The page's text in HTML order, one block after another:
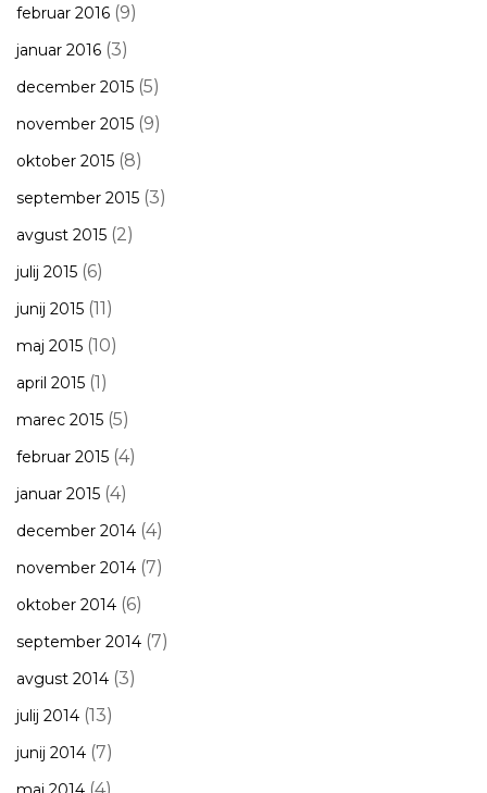
februar 2016 (9)
januar 2016 (3)
december 2015 (5)
november 2015 (9)
oktober 2015 (8)
september 2015 (3)
avgust 2015 (2)
julij 2015 (6)
junij 2015 (11)
maj 2015 (10)
april 2015 (1)
marec 2015 (5)
februar 2015 (4)
januar 2015 (4)
december 2014 (4)
november 2014 (7)
oktober 2014 (6)
september 2014 (7)
avgust 2014 (3)
julij 2014 (13)
junij 2014 (7)
(4)